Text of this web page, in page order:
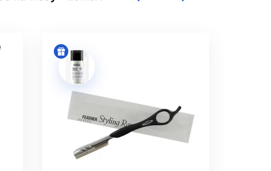
závisí od uhla, tlaku, ostrosti
profesionálne zrezávanie do rúk
model môže ponúknuť stabilnejšie
pokožkou. Ľaváci by si mali overiť,
podľa pokynov výrobcu.
či náhradné ostria konkrétneho